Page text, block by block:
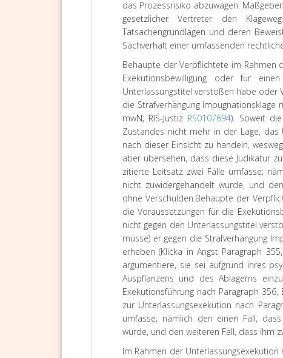
das Prozessrisiko abzuwägen.
gesetzlicher Vertreter den
Tatsachengrundlagen und deren
Sachverhalt einer umfassenden
Behaupte der Verpflichtete im Rahmen
Exekutionsbewilligung oder für
Unterlassungstitel verstoßen habe oder
die Strafverhängung Impugnationsklage
mwN; RIS-Justiz RS0107694). Soweit
Zustandes nicht mehr in der Lage, das
nach dieser Einsicht zu handeln,
aber übersehen, dass diese Judikatur
zitierte Leitsatz zwei Fälle umfasse;
nicht zuwidergehandelt wurde, und
ohne Verschulden.Behaupte der
die Voraussetzungen für die
nicht gegen den Unterlassungstitel
müsse) er gegen die Strafverhängung
erheben (Klicka in Angst Paragraph
argumentiere, sie sei aufgrund ihres
Auspflanzens und des Ablagerns
Exekutionsführung nach Paragraph
zur Unterlassungsexekution nach
umfasse; nämlich den einen Fall,
wurde, und den weiteren Fall, dass ihm
Im Rahmen der Unterlassungsexekution